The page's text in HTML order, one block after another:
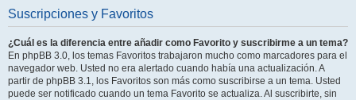
Suscripciones y Favoritos
¿Cuál es la diferencia entre añadir como Favorito y suscribirme a un tema?
En phpBB 3.0, los temas Favoritos trabajaron mucho como marcadores para el
navegador web. Usted no era alertado cuando había una actualización. A
partir de phpBB 3.1, los Favoritos son más como suscribirse a un tema. Usted
puede ser notificado cuando un tema Favorito se actualiza. Al suscribirte, sin